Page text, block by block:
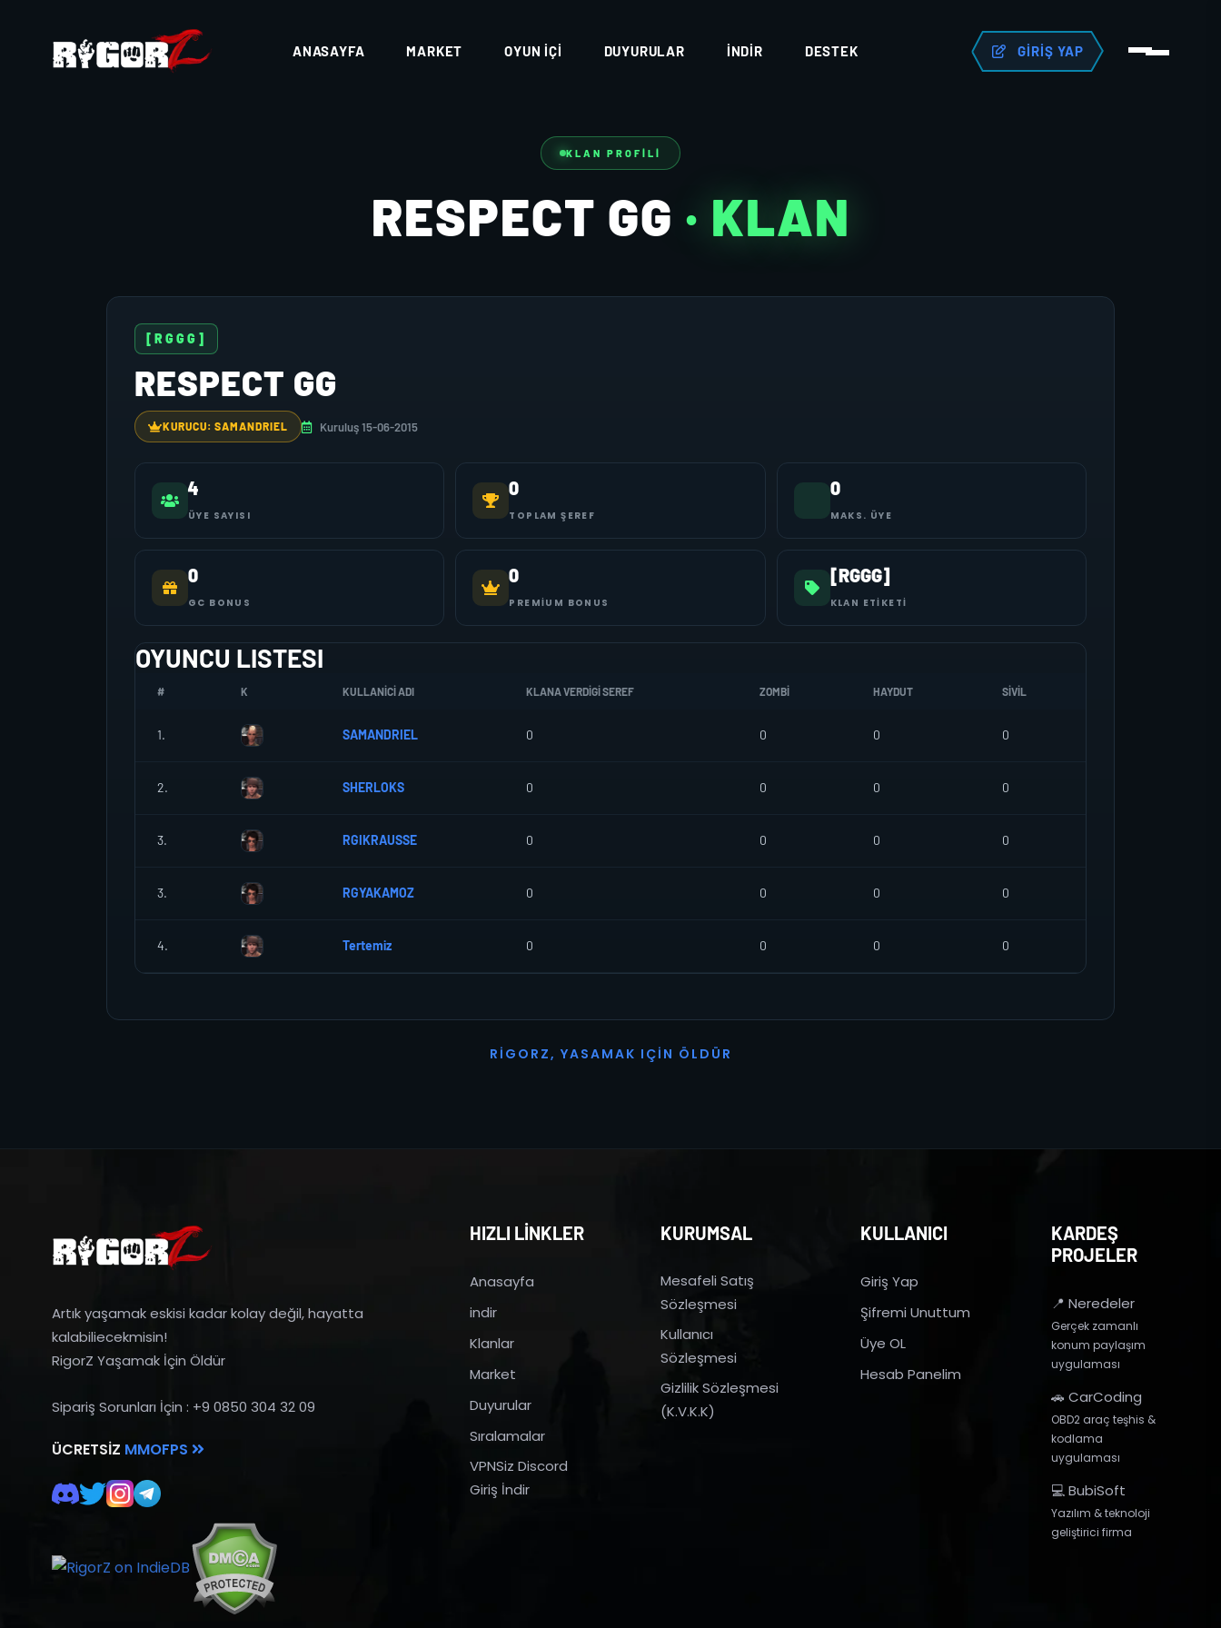
ANASAYFA MARKET OYUN İÇI DUYURULAR İNDIR DESTEK GIRIŞ YAP
KLAN PROFILI
RESPECT GG · KLAN
[RGGG]
RESPECT GG
KURUCU: SAMANDRIEL Kuruluş 15-06-2015
4
ÜYE SAYISI
0
TOPLAM ŞEREF
0
MAKS. ÜYE
0
GC BONUS
0
PREMIUM BONUS
[RGGG]
KLAN ETIKETI
OYUNCU LISTESI
# K KULLANICI ADI KLANA VERDIGI SEREF ZOMBI HAYDUT SIVIL
1. SAMANDRIEL 0 0 0 0
2. SHERLOKS 0 0 0 0
3. RGIKRAUSSE 0 0 0 0
3. RGYAKAMOZ 0 0 0 0
4. Tertemiz 0 0 0 0
R I G O R Z, YASAMAK I ÇI N Ö L D Ü R
Artık yaşamak eskisi kadar kolay değil, hayatta
kalabiliecekmisin!
RigorZ Yaşamak İçin Öldür
Sipariş Sorunları İçin : +9 0850 304 32 09
ÜCRETSIZ MMOFPS
HIZLI LİNKLER
Anasayfa
indir
Klanlar
Market
Duyurular
Sıralamalar
VPNSiz Discord
Giriş İndir
KURUMSAL
Mesafeli Satış
Sözleşmesi
Kullanıcı
Sözleşmesi
Gizlilik Sözleşmesi
(K.V.K.K)
KULLANICI
Giriş Yap
Şifremi Unuttum
Üye OL
Hesab Panelim
KARDEŞ
PROJELER
📍 Neredeler
Gerçek zamanlı
konum paylaşım
uygulaması
🚗 CarCoding
OBD2 araç teşhis &
kodlama
uygulaması
💻 BubiSoft
Yazılım & teknoloji
geliştirici firma